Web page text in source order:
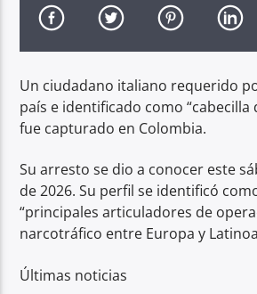
Radio hola
Un ciudadano italiano requerido
país e identificado como “cabecilla
fue capturado en Colombia.
Su arresto se dio a conocer este
de 2026. Su perfil se identificó
“principales articuladores de
narcotráfico entre Europa y
Últimas noticias